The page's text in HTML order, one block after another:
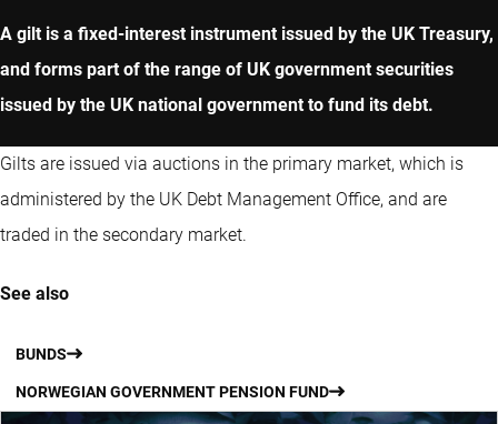
A gilt is a fixed-interest instrument issued by the UK Treasury,
and forms part of the range of UK government securities
issued by the UK national government to fund its debt.
Gilts are issued via auctions in the primary market, which is
administered by the UK Debt Management Office, and are
traded in the secondary market.
See also
BUNDS
NORWEGIAN GOVERNMENT PENSION FUND